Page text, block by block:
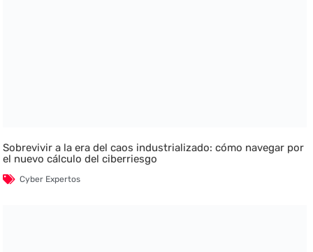
Sobrevivir a la era del caos industrializado: cómo navegar por
el nuevo cálculo del ciberriesgo
Cyber Expertos